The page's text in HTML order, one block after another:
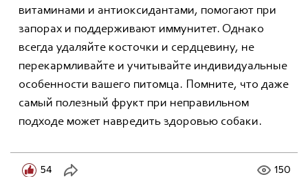
витаминами и антиоксидантами, помогают при
запорах и поддерживают иммунитет. Однако
всегда удаляйте косточки и сердцевину, не
перекармливайте и учитывайте индивидуальные
особенности вашего питомца. Помните, что даже
самый полезный фрукт при неправильном
подходе может навредить здоровью собаки.
54 150